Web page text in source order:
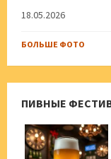
18.05.2026
БОЛЬШЕ ФОТО
ПИВНЫЕ